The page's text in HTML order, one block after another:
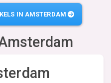
IN AMSTERDAM